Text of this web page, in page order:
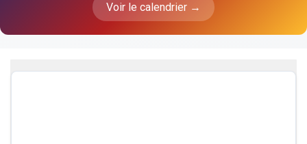
Voir le calendrier →